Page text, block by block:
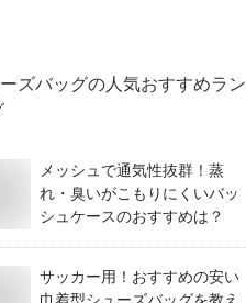
ズバッグの人気おすすめラン
メッシュで通気性抜群！蒸
れ・臭いがこもりにくいバッ
シュケースのおすすめは？
サッカー用！おすすめの安い